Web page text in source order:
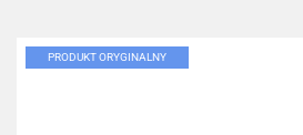
PRODUKT ORYGINALNY